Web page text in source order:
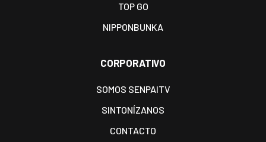
TOP GO
NIPPONBUNKA
CORPORATIVO
SOMOS SENPAITV
SINTONÍZANOS
CONTACTO